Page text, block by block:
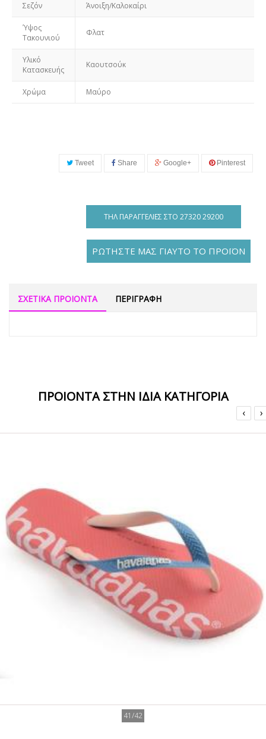
Σεζόν Άνοιξη/Καλοκαίρι
Ύψος
Τακουνιού
Φλατ
Υλικό
Κατασκευής
Καουτσούκ
Χρώμα Μαύρο
Tweet Share Google+ Pinterest
ΤΗΛ ΠΑΡΑΓΓΕΛΊΕΣ ΣΤΟ 27320 29200
ΡΩΤΗΣΤΕ ΜΑΣ ΓΙΑΥΤΟ ΤΟ ΠΡΟΪΟΝ
ΣΧΕΤΙΚΑ ΠΡΟΙΟΝΤΑ ΠΕΡΙΓΡΑΦΗ
ΠΡΟΙΟΝΤΑ ΣΤΗΝ ΙΔΙΑ ΚΑΤΗΓΟΡΙΑ
‹ ›
41/42